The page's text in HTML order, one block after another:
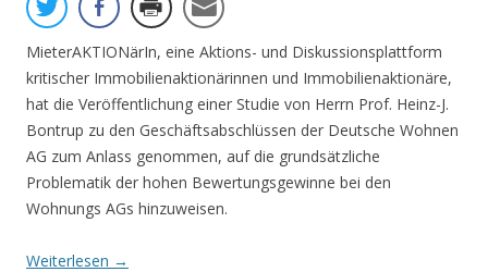
MieterAKTIONärIn, eine Aktions- und Diskussionsplattform
kritischer Immobilienaktionärinnen und Immobilienaktionäre,
hat die Veröffentlichung einer Studie von Herrn Prof. Heinz-J.
Bontrup zu den Geschäftsabschlüssen der Deutsche Wohnen
AG zum Anlass genommen, auf die grundsätzliche
Problematik der hohen Bewertungsgewinne bei den
Wohnungs AGs hinzuweisen.
Weiterlesen →